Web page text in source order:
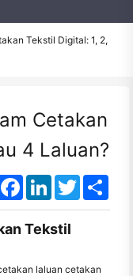
Tekstil Digital: 1, 2,
Cetakan
4 Laluan?
FacebookLinkedInTwitter
Tekstil
laluan cetakan